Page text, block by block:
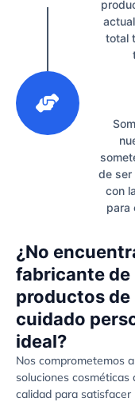
total
de ser
con
para
¿No
fabricante de
productos de
cuidado
ideal?
Nos comprometemos
soluciones cosméticas
calidad para satisfacer